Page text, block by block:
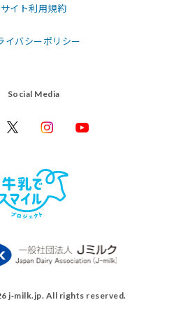
j‑milk.jp. All rights reserved.
サイト利用規約
イバシーポリシー
Social Media